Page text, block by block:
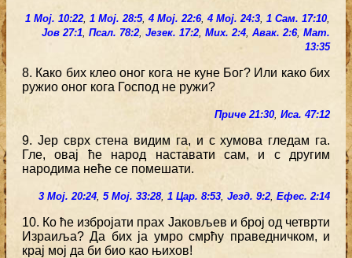
1 Мој. 10:22, 1 Мој. 28:5, 4 Мој. 22:6, 4 Мој. 24:3, 1 Сам. 17:10,
Јов 27:1, Псал. 78:2, Језек. 17:2, Мих. 2:4, Авак. 2:6, Мат.
13:35
8. Како бих клео оног кога не куне Бог? Или како бих
ружио оног кога Господ не ружи?
Приче 21:30, Иса. 47:12
9. Јер сврх стена видим га, и с хумова гледам га.
Гле, овај ће народ наставати сам, и с другим
народима неће се помешати.
3 Мој. 20:24, 5 Мој. 33:28, 1 Цар. 8:53, Језд. 9:2, Ефес. 2:14
10. Ко ће избројати прах Јаковљев и број од четврти
Израиља? Да бих ја умро смрћу праведничком, и
крај мој да би био као њихов!